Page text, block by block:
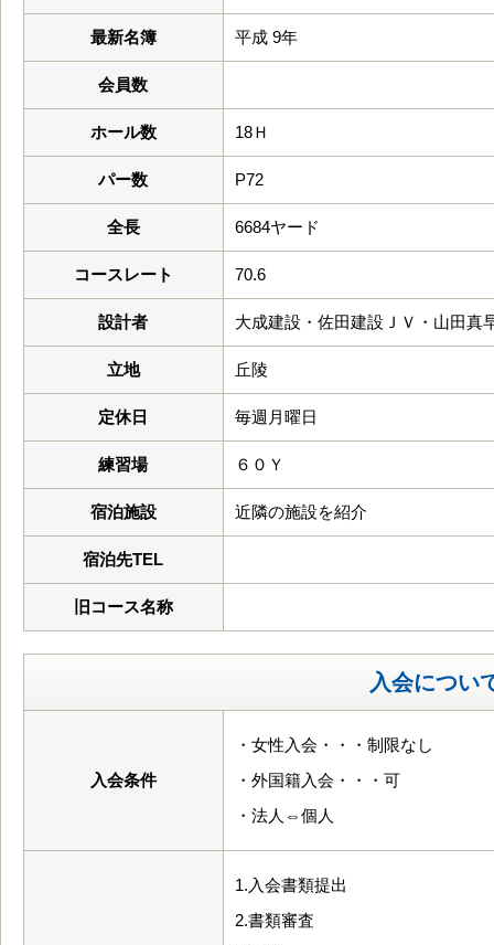
最新名簿 平成 9年
会員数
ホール数 18Ｈ
パー数 P72
全長 6684ヤード
コースレート 70.6
設計者 大成建設・佐田建設ＪＶ・山田真
立地 丘陵
定休日 毎週月曜日
練習場 ６０Ｙ
宿泊施設 近隣の施設を紹介
宿泊先TEL
旧コース名称
入会につい
入会条件
・女性入会・・・制限なし
・外国籍入会・・・可
・法人⇔個人
1.入会書類提出
2.書類審査